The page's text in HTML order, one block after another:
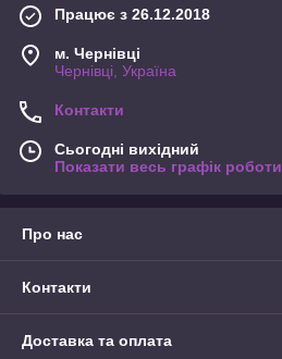
Працює з 26.12.2018
м. Чернівці
Чернівці, Україна
Контакти
Сьогодні вихідний
Показати весь графік роботи
Про нас
Контакти
Доставка та оплата